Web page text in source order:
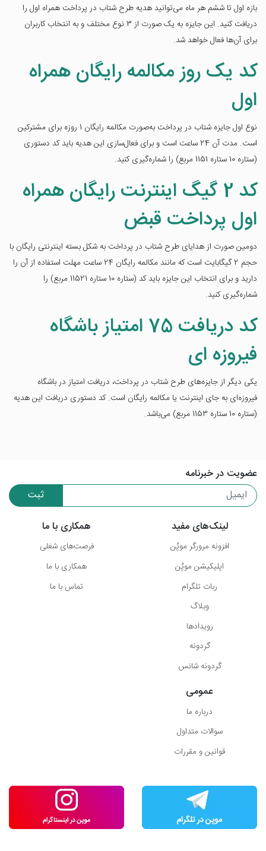
بازه اول تا ششم هر ماه می‌توانید هدیه طرح شتاب در پرداخت همراه اول را
دریافت کنید. این جایزه به یک صورت از 3 نوع مختلف و به انتخاب کاربران
برای آن‌ها فعال خواهد شد.
کد یک روز مکالمه رایگان همراه
اول
نوع اول جایزه شتاب در پرداخت به‌صورت مکالمه رایگان 1 روزه برای مشترکین
است. مدت آن 24 ساعت است و برای فعال‌سازی این هدیه باید کد دستوری
(ستاره 10 ستاره 1151 مربع) را شماره‌گیری کنید.
کد 2 گیگ اینترنت رایگان همراه
اول پرداخت قبض
دومین صورت از هدایای طرح شتاب در پرداخت به شکل بسته اینترنتی رایگان با
حجم 2 گیگابایت است که مانند مکالمه رایگان 24 ساعت مهلت استفاده از آن را
دارید و برای انتخاب این جایزه باید کد (ستاره 10 ستاره 11521 مربع) را
شماره‌گیری کنید.
کد دریافت 75 امتیاز باشگاه
فیروزه ای
یکی دیگر از جایزه‌های طرح شتاب در پرداخت، دریافت امتیاز در باشگاه
فیروزه‌ای به جای اینترنت یا مکالمه رایگان است. کد دستوری دریافت این هدیه
(ستاره 10 ستاره 1153 مربع) می‌باشد.
عضویت در خبرنامه
ثبت
لینک‌های مفید
افزونه مرورگر موپُن
اپلیکیشن موپُن
ربات تلگرام
وبلاگ
رویدادها
گردونه
گردونه شانس
همکاری با ما
فرصت‌های شغلی
همکاری با ما
تماس با ما
عمومی
درباره ما
سوالات متداول
قوانین و مقررات